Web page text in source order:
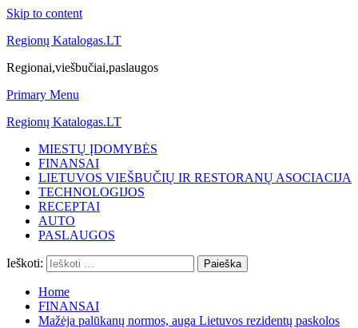
Skip to content
Regionų Katalogas.LT
Regionai,viešbučiai,paslaugos
Primary Menu
Regionų Katalogas.LT
MIESTŲ ĮDOMYBĖS
FINANSAI
LIETUVOS VIEŠBUČIŲ IR RESTORANŲ ASOCIACIJA
TECHNOLOGIJOS
RECEPTAI
AUTO
PASLAUGOS
Ieškoti:
Home
FINANSAI
Mažėja palūkanų normos, auga Lietuvos rezidentų paskolos